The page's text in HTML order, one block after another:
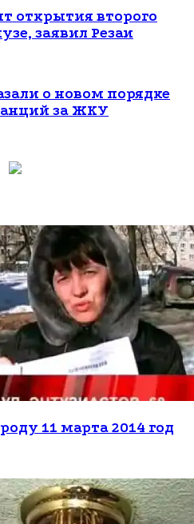
открытия второго
заявил Резаи
о новом порядке
за ЖКУ
11 марта 2014 год